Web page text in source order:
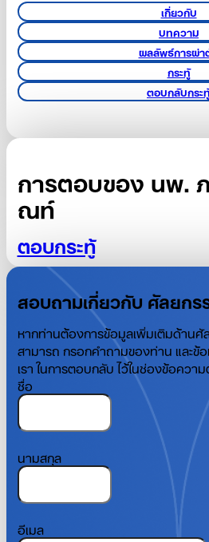
เกี่ยวกับ
บทความ
ผลลัพธ์การผ่า
กระทู้
ตอบกลับกระ
การตอบของ นพ.
ณท์
ตอบกระทู้
สอบถามเกี่ยวกับ ศัลยก
หากท่านต้องการข้อมูลเพิ่มเติมด้าน
สามารถ กรอกคำถามของท่าน และ
เรา ในการตอบกลับ ไว้ในช่องข้อควา
ชื่อ
นามสกุล
อีเมล